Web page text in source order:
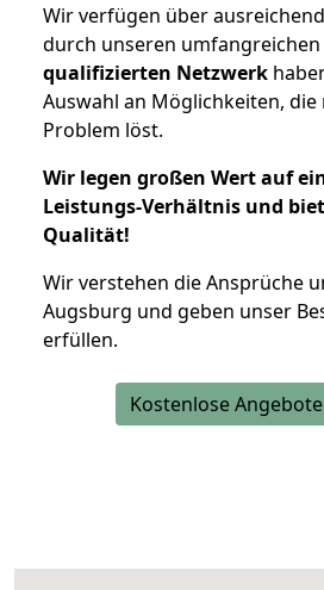
Wir verfügen über
durch unseren
qualifizierten Netzwerk
Auswahl an Möglichkeiten, die
Problem löst.
Wir legen großen Wert auf
Leistungs-Verhältnis und
Qualität!
Wir verstehen die Ansprüche
Augsburg und geben unser
erfüllen.
Kostenlose